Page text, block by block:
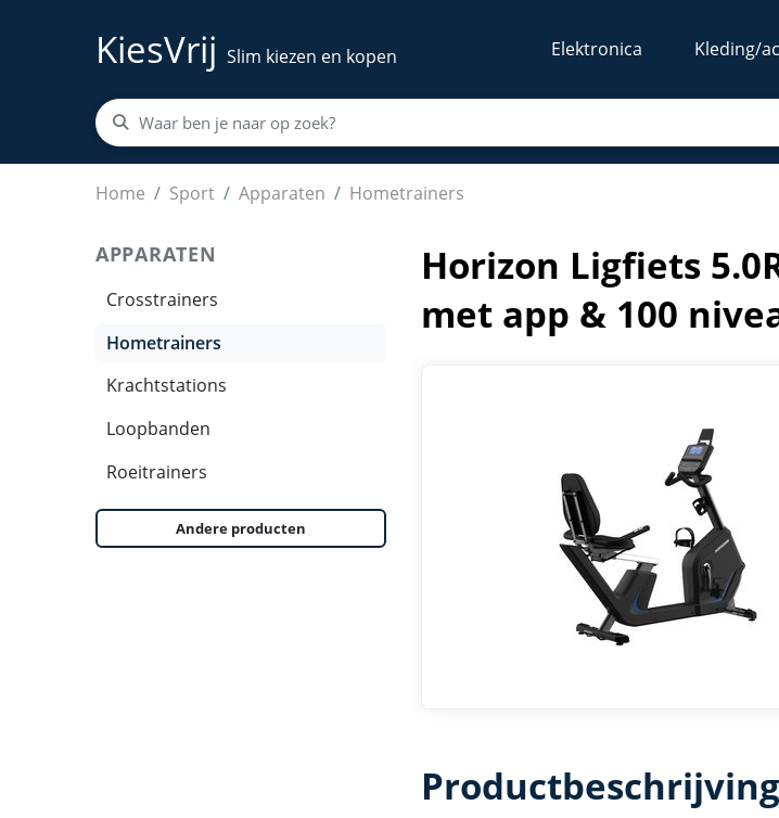
KiesVrij Slim kiezen en kopen Elektronica Kleding/
Home Sport Apparaten Hometrainers
Horizon Ligfiets 5.0Ri – Comfortabele hometrainer met app & 100 niveaus
APPARATEN
Crosstrainers
Hometrainers
Krachtstations
Loopbanden
Roeitrainers
Andere producten
Horizon Ligfiets
met app & 100
Productbeschrijving